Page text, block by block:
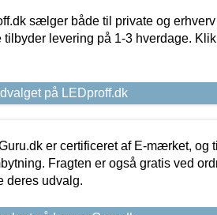
sælger både til private og
tilbyder levering på 1-3 hverdage.
på LEDproff.dk
er certificeret af E-mærket, og
Fragten er også gratis ved
deres udvalg.